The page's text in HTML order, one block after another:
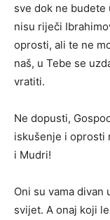
sve dok ne budete
nisu riječi
oprosti, ali te ne
naš, u Tebe se
vratiti.
Ne dopusti,
iskušenje i oprosti
i Mudri!
Oni su vama divan
svijet. A onaj koji